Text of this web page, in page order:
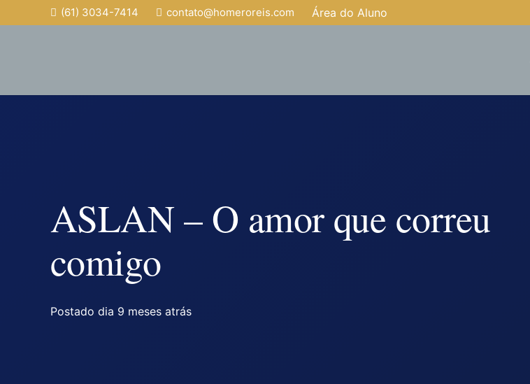
(61) 3034-7414 contato@homeroreis.com Área do Aluno
ASLAN – O amor que correu
comigo
Postado dia 9 meses atrás